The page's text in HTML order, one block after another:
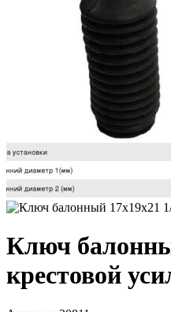
Ключ
крестовой